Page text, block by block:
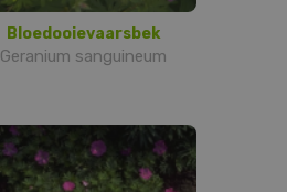
Bloedooievaarsbek
Geranium sanguineum